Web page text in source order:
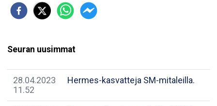
Seuran uusimmat
28.04.2023
11.52
Hermes-kasvatteja SM-mitaleilla.